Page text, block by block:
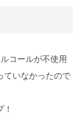
コールが不使用
ていなかったので